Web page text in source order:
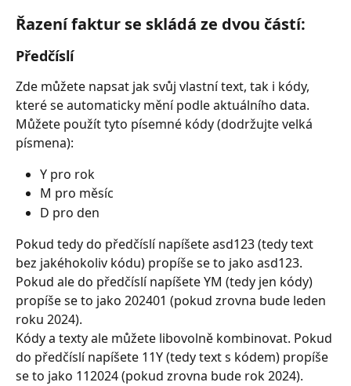
Řazení faktur se skládá ze dvou částí:
Předčíslí
Zde můžete napsat jak svůj vlastní text, tak i kódy,
které se automaticky mění podle aktuálního data.
Můžete použít tyto písemné kódy (dodržujte velká
písmena):
Y pro rok
M pro měsíc
D pro den
Pokud tedy do předčíslí napíšete asd123 (tedy text
bez jakéhokoliv kódu) propíše se to jako asd123.
Pokud ale do předčíslí napíšete YM (tedy jen kódy)
propíše se to jako 202401 (pokud zrovna bude leden
roku 2024).
Kódy a texty ale můžete libovolně kombinovat. Pokud
do předčíslí napíšete 11Y (tedy text s kódem) propíše
se to jako 112024 (pokud zrovna bude rok 2024).